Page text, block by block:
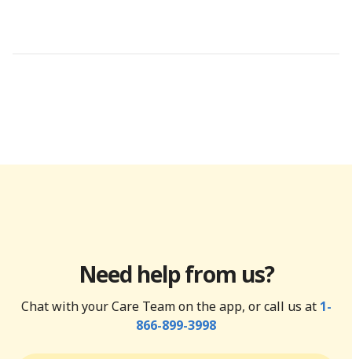
Need help from us?
Chat with your Care Team on the app, or call us at 1-
866-899-3998